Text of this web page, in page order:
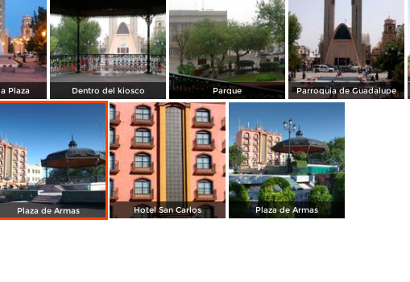
Plaza Dentro del kiosco Parque Parroquia de Guadalupe
Plaza de Armas Hotel San Carlos Plaza de Armas